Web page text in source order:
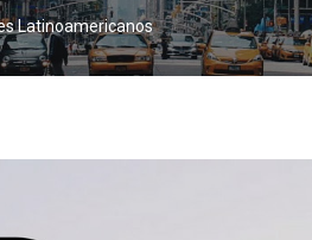
Latinoamericanos